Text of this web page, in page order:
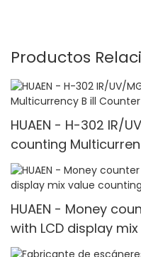
Productos
HUAEN - H-302 IR/
counting
counter
HUAEN - Money
with LCD display